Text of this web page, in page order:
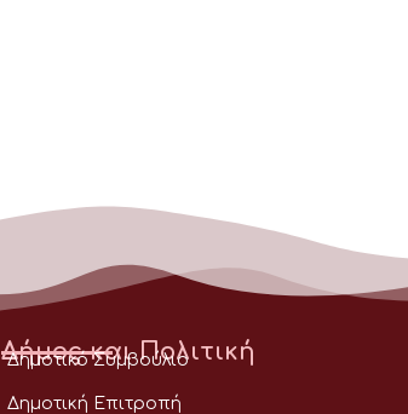
Δήμος και Πολιτική
Δημοτικό Συμβούλιο
Δημοτική Επιτροπή